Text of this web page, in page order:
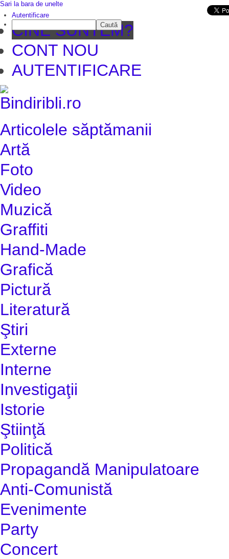
CINE SUNTEM?
CONT NOU
AUTENTIFICARE
Articolele săptămanii
Artă
Foto
Video
Muzică
Graffiti
Hand-Made
Grafică
Pictură
Literatură
Ştiri
Externe
Interne
Investigaţii
Istorie
Ştiinţă
Politică
Propagandă Manipulatoare
Anti-Comunistă
Evenimente
Party
Concert
Sari la bara de unelte
Autentificare
Caută